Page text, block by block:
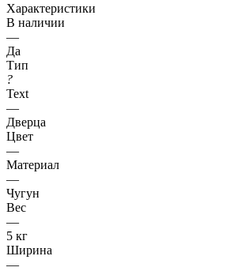
Характеристики
В наличии
—
Да
Тип
?
Text
—
Дверца
Цвет
—
Материал
—
Чугун
Вес
—
5 кг
Ширина
—